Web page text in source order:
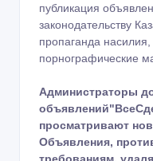
публикация
законодательству
пропаганда
порнографические
Администраторы
просматривают
Объявления,
требованиям,